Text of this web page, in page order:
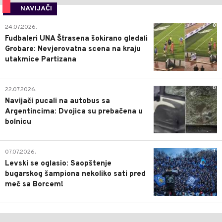
NAVIJAČI
0
24.07.2026.
Fudbaleri UNA Štrasena šokirano gledali
Grobare: Nevjerovatna scena na kraju
utakmice Partizana
0
22.07.2026.
Navijači pucali na autobus sa
Argentincima: Dvojica su prebačena u
bolnicu
1
07.07.2026.
Levski se oglasio: Saopštenje
bugarskog šampiona nekoliko sati pred
meč sa Borcem!